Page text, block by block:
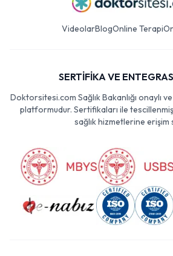
VideolarBlogOnline Terapi
SERTİFİKA VE
Doktorsitesi.com Sağlık Bakanlığı onaylı
platformudur. Sertifikaları ile
sağlık hizmetlerine erişim